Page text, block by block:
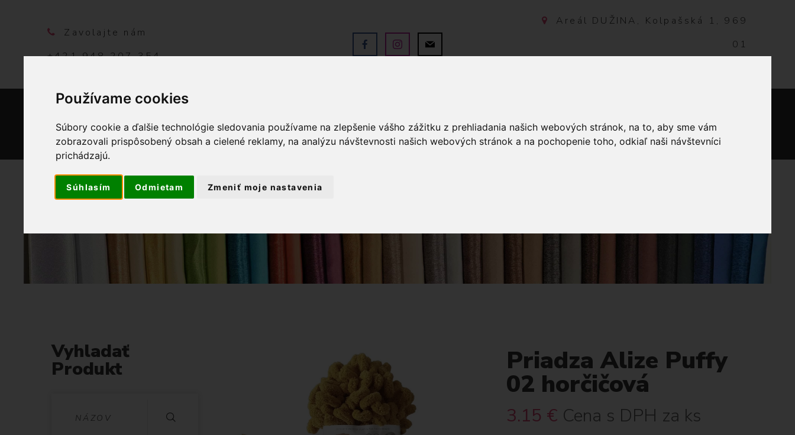
Používame cookies
Súbory cookie a ďalšie technológie sledovania používame na zlepšenie vášho zážitku z prehliadania našich webových stránok, na to, aby sme vám
zobrazovali prispôsobený obsah a cielené reklamy, na analýzu návštevnosti našich webových stránok a na pochopenie toho, odkiaľ naši návštevníci
prichádzajú.
Súhlasím Odmietam Zmeniť moje nastavenia
Zavolajte nám
+421 948 207 354
Areál DUŽINA, Kolpašská 1, 969
01
DOMOV OBCHOD SLUŽBY KONTAKT 0
Priadza Alize Puffy
02 horčičová
3.15 € Cena s DPH za ks
Vyhladať
Produkt